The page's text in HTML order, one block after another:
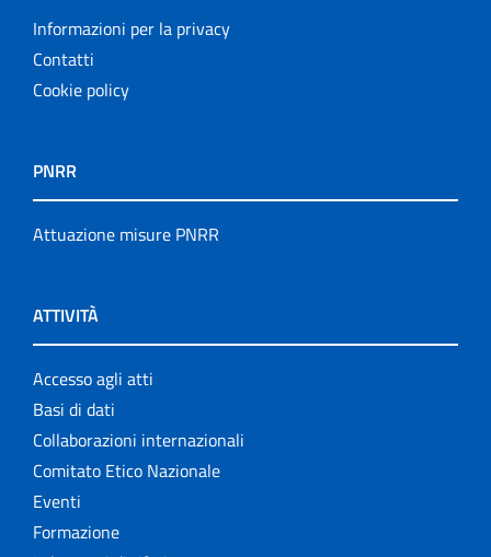
Informazioni per la privacy
Contatti
Cookie policy
PNRR
Attuazione misure PNRR
ATTIVITÀ
Accesso agli atti
Basi di dati
Collaborazioni internazionali
Comitato Etico Nazionale
Eventi
Formazione